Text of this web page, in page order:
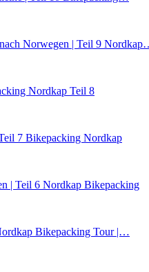
Norwegen | Teil 9
Nordkap Teil 8
7 Bikepacking Nordkap
| Teil 6 Nordkap Bikepacking
Bikepacking Tour |…